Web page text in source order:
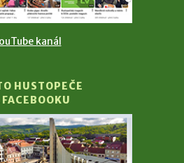
kanál
HUSTOPEČE
FACEBOOKU